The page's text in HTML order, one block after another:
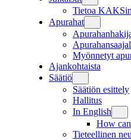
Tietoa
Apurahat
Myönnetyt
Ajankohtaista
Säätiö
Säätiön esittely
Hallitus
In English
How
Tieteellinen